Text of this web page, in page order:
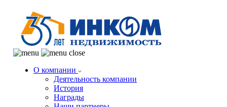
О компании
Деятельность компании
История
Награды